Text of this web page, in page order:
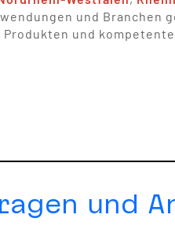
und Branchen
und
und